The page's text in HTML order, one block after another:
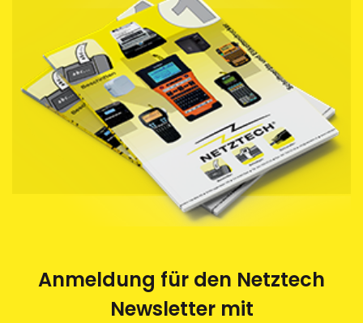
Anmeldung für den Netztech
Newsletter mit